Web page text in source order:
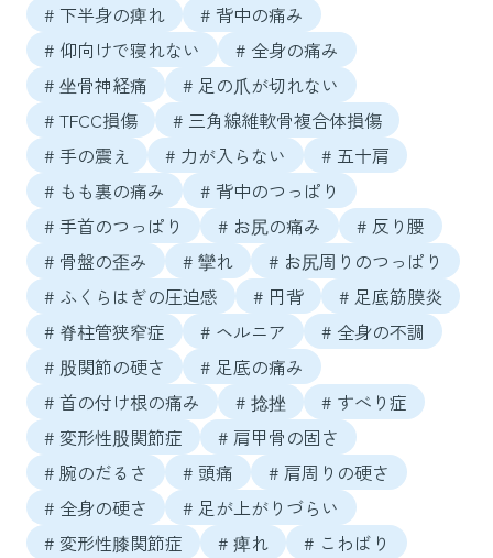
# 下半身の痺れ
# 背中の痛み
# 仰向けで寝れない
# 全身の痛み
# 坐骨神経痛
# 足の爪が切れない
# TFCC損傷
# 三角線維軟骨複合体損傷
# 手の震え
# 力が入らない
# 五十肩
# もも裏の痛み
# 背中のつっぱり
# 手首のつっぱり
# お尻の痛み
# 反り腰
# 骨盤の歪み
# 攣れ
# お尻周りのつっぱり
# ふくらはぎの圧迫感
# 円背
# 足底筋膜炎
# 脊柱管狭窄症
# ヘルニア
# 全身の不調
# 股関節の硬さ
# 足底の痛み
# 首の付け根の痛み
# 捻挫
# すべり症
# 変形性股関節症
# 肩甲骨の固さ
# 腕のだるさ
# 頭痛
# 肩周りの硬さ
# 全身の硬さ
# 足が上がりづらい
# 変形性膝関節症
# 痺れ
# こわばり